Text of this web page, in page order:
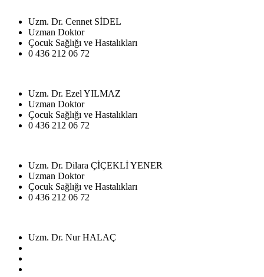
Uzm. Dr. Cennet SİDEL
Uzman Doktor
Çocuk Sağlığı ve Hastalıkları
0 436 212 06 72
Uzm. Dr. Ezel YILMAZ
Uzman Doktor
Çocuk Sağlığı ve Hastalıkları
0 436 212 06 72
Uzm. Dr. Dilara ÇİÇEKLİ YENER
Uzman Doktor
Çocuk Sağlığı ve Hastalıkları
0 436 212 06 72
Uzm. Dr. Nur HALAÇ